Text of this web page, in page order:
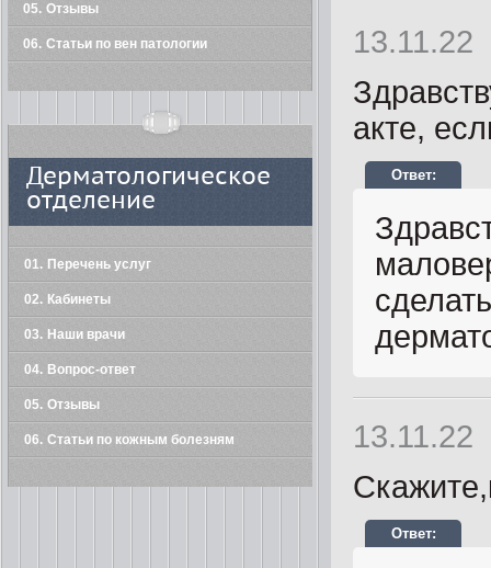
13.11.22
акте,
13.11.22
05 Отзывы
06 Статьи по вен патологии
Дерматологическое
отделение
01 Перечень услуг
02 Кабинеты
03 Наши врачи
04 Вопрос-ответ
05 Отзывы
06 Статьи по кожным болезням